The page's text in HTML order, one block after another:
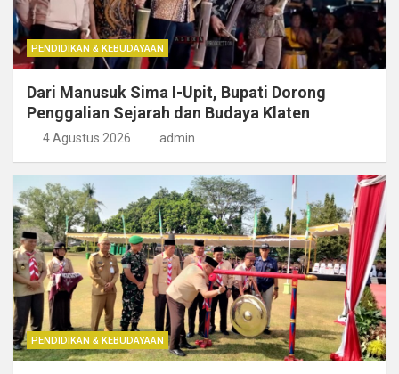
PENDIDIKAN & KEBUDAYAAN
Dari Manusuk Sima I-Upit, Bupati Dorong
Penggalian Sejarah dan Budaya Klaten
4 Agustus 2026 admin
PENDIDIKAN & KEBUDAYAAN